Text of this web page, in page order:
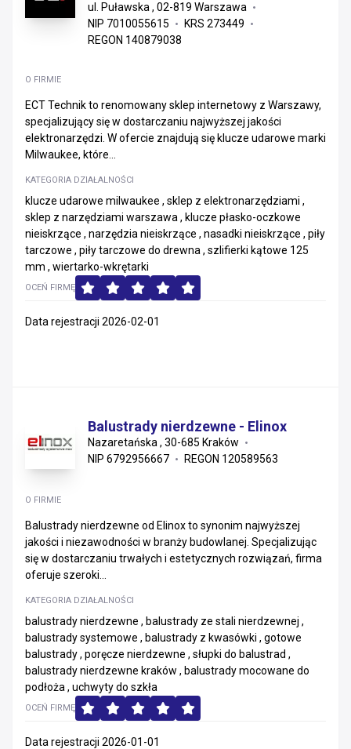
ul. Puławska , 02-819 Warszawa
NIP 7010055615
KRS 273449
REGON 140879038
O FIRMIE
ECT Technik to renomowany sklep internetowy z Warszawy,
specjalizujący się w dostarczaniu najwyższej jakości
elektronarzędzi. W ofercie znajdują się klucze udarowe marki
Milwaukee, które...
KATEGORIA DZIAŁALNOŚCI
klucze udarowe milwaukee , sklep z elektronarzędziami ,
sklep z narzędziami warszawa , klucze płasko-oczkowe
nieiskrzące , narzędzia nieiskrzące , nasadki nieiskrzące , piły
tarczowe , piły tarczowe do drewna , szlifierki kątowe 125
mm , wiertarko-wkrętarki
OCEŃ FIRMĘ
Data rejestracji 2026-02-01
Balustrady nierdzewne - Elinox
Nazaretańska , 30-685 Kraków
NIP 6792956667
REGON 120589563
O FIRMIE
Balustrady nierdzewne od Elinox to synonim najwyższej
jakości i niezawodności w branży budowlanej. Specjalizując
się w dostarczaniu trwałych i estetycznych rozwiązań, firma
oferuje szeroki...
KATEGORIA DZIAŁALNOŚCI
balustrady nierdzewne , balustrady ze stali nierdzewnej ,
balustrady systemowe , balustrady z kwasówki , gotowe
balustrady , poręcze nierdzewne , słupki do balustrad ,
balustrady nierdzewne kraków , balustrady mocowane do
podłoża , uchwyty do szkła
OCEŃ FIRMĘ
Data rejestracji 2026-01-01